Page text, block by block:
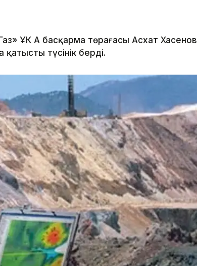
ҰК АҚ басқарма төрағасы Асхат Хасенов
қатысты түсінік берді.